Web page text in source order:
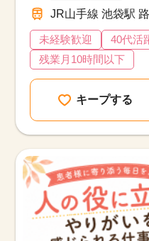
JR山手線 池袋駅
未経験歓迎 40代活
残業月10時間以下
キープする